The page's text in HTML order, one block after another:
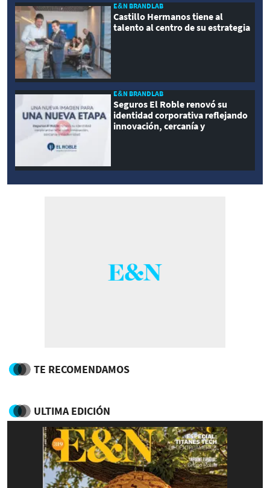
E&N BRANDLAB
Castillo Hermanos tiene al
talento al centro de su estrategia
E&N BRANDLAB
Seguros El Roble renovó su
identidad corporativa reflejando
innovación, cercanía y
TE RECOMENDAMOS
ULTIMA EDICIÓN